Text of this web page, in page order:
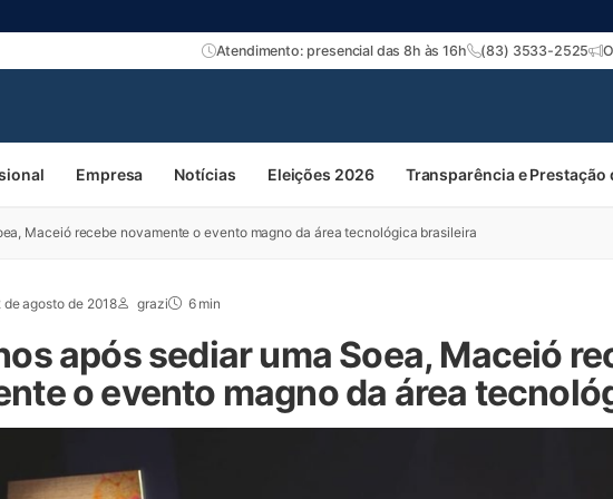
Atendimento: presencial das 8h às 16h (83) 3533-2525
Empresa Notícias Eleições 2026 Transparência e Prestação
Maceió recebe novamente o evento magno da área tecnológica brasileira
de agosto de 2018 grazi 6 min
após sediar uma Soea, Maceió
o evento magno da área